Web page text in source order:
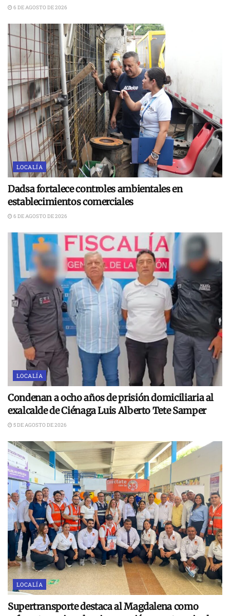
6 DE AGOSTO DE 2026
LOCALÍA
Dadsa fortalece controles ambientales en
establecimientos comerciales
6 DE AGOSTO DE 2026
LOCALÍA
Condenan a ocho años de prisión domiciliaria al
exalcalde de Ciénaga Luis Alberto Tete Samper
5 DE AGOSTO DE 2026
LOCALÍA
Supertransporte destaca al Magdalena como